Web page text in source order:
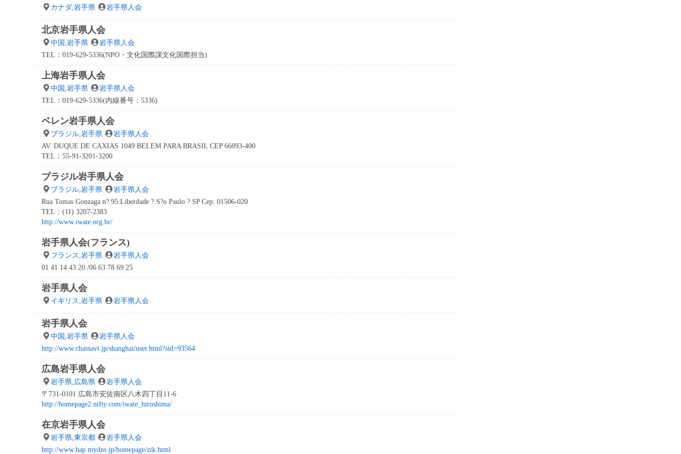
カナダ 岩手県 岩手県人会
北京岩手県人会
中国 岩手県
岩手県人会
TEL：019-629-5336(NPO・文化国際課文化国際担当)
上海岩手県人会
中国 岩手県
岩手県人会
TEL：019-629-5336(内線番号：5336)
ベレン岩手県人会
ブラジル 岩手県
岩手県人会
AV. DUQUE DE CAXIAS 1049 BELEM PARA BRASIL CEP 66093-400
TEL：55-91-3201-3200
ブラジル岩手県人会
ブラジル 岩手県
岩手県人会
Rua Tomas Gonzaga n? 95 Liberdade ? S?o Paulo ? SP Cep: 01506-020
TEL：(11) 3207-2383
http://www.iwate.org.br/
岩手県人会(フランス)
フランス 岩手県
岩手県人会
01 41 14 43 20 /06 63 78 69 25
岩手県人会
イギリス 岩手県 岩手県人会
岩手県人会
中国 岩手県
岩手県人会
http://www.chainavi.jp/shanghai/user.html?sid=93564
広島岩手県人会
岩手県 広島県
岩手県人会
〒731-0101 広島市安佐南区八木四丁目11-6
http://homepage2.nifty.com/iwate_hiroshima/
在京岩手県人会
岩手県 東京都
岩手県人会
http://www.hap.mydns.jp/homepage/zik.html